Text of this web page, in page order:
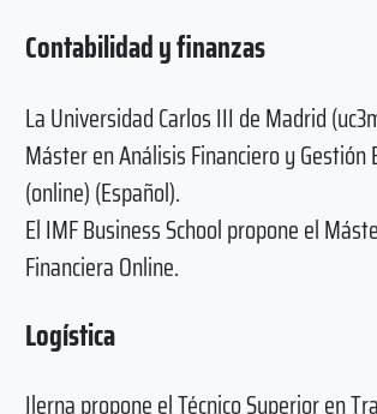
Contabilidad y finanzas
La Universidad Carlos III de Madrid
Máster en Análisis Financiero y Gestión
(online) (Español).
El IMF Business School propone el
Financiera Online.
Logística
Ilerna propone el Técnico Superior en